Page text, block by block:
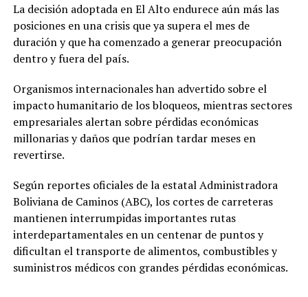
La decisión adoptada en El Alto endurece aún más las
posiciones en una crisis que ya supera el mes de
duración y que ha comenzado a generar preocupación
dentro y fuera del país.
Organismos internacionales han advertido sobre el
impacto humanitario de los bloqueos, mientras sectores
empresariales alertan sobre pérdidas económicas
millonarias y daños que podrían tardar meses en
revertirse.
Según reportes oficiales de la estatal Administradora
Boliviana de Caminos (ABC), los cortes de carreteras
mantienen interrumpidas importantes rutas
interdepartamentales en un centenar de puntos y
dificultan el transporte de alimentos, combustibles y
suministros médicos con grandes pérdidas económicas.